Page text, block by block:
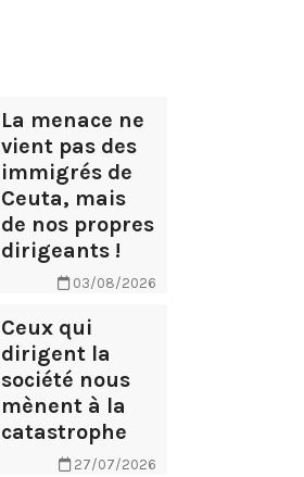
La menace ne
vient pas des
immigrés de
Ceuta, mais
de nos propres
dirigeants !
03/08/2026
Ceux qui
dirigent la
société nous
mènent à la
catastrophe
27/07/2026